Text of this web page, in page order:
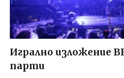
Игрално изложение
парти